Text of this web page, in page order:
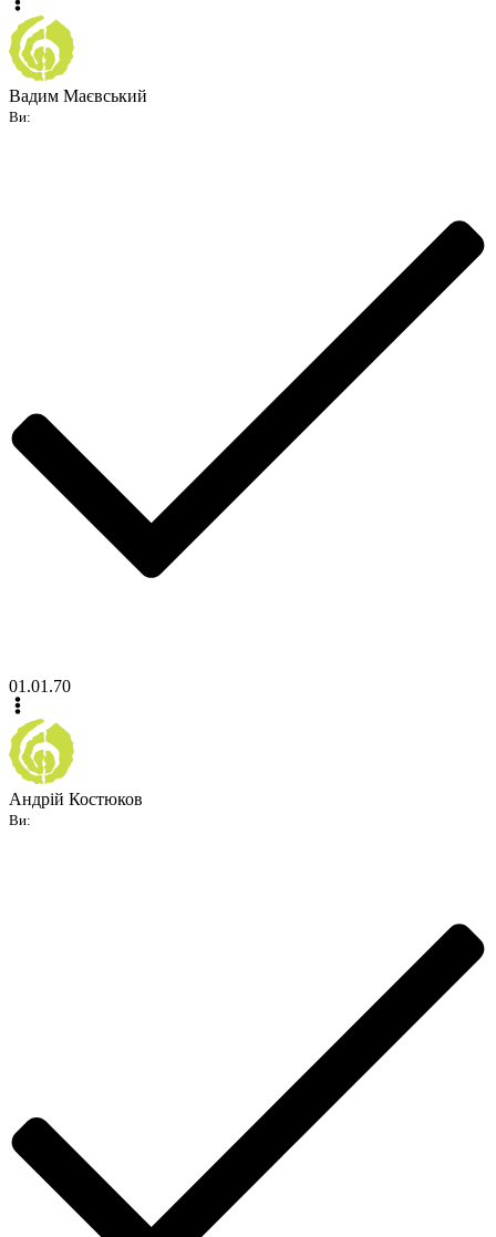
Вадим Маєвський
Ви:
01.01.70
Андрій Костюков
Ви: